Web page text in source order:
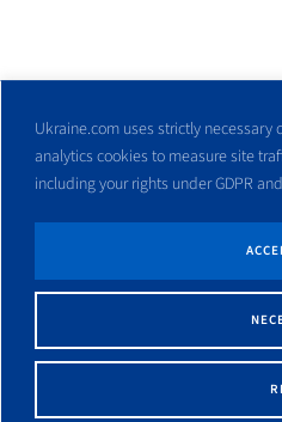
Ukraine.com uses strictly
analytics cookies to measure site
including your rights under GDPR